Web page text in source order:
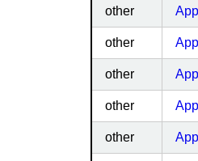
other
other
other
other
other